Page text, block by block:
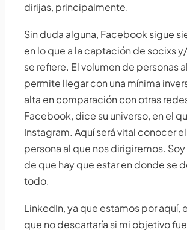
dirijas, principalmente.
Sin duda alguna, Facebook sigue
en lo que a la captación de socixs
se refiere. El volumen de personas
permite llegar con una mínima
alta en comparación con otras
Facebook, dice su universo, en el
Instagram. Aquí será vital conocer
persona al que nos dirigiremos.
de que hay que estar en donde se
todo.
LinkedIn, ya que estamos por aquí,
que no descartaría si mi objetivo